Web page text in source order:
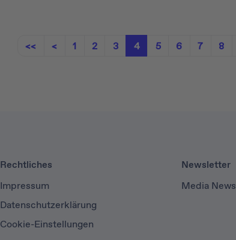
<< < 1 2 3 4 5 6 7 8
Rechtliches
Impressum
Datenschutzerklärung
Cookie-Einstellungen
Newsletter
Media News